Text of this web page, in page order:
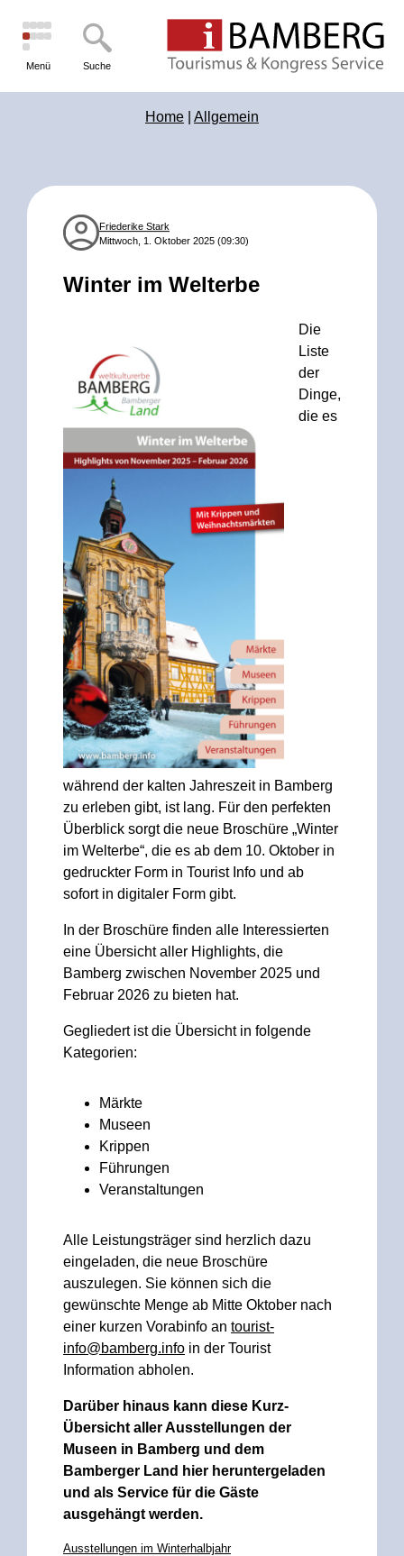
Menü Suche
Home Allgemein
Friederike Stark
Mittwoch, 1. Oktober 2025 (09:30)
Winter im Welterbe
Die
Liste
der
Dinge,
die es
während der kalten Jahreszeit in Bamberg
zu erleben gibt, ist lang. Für den perfekten
Überblick sorgt die neue Broschüre „Winter
im Welterbe“, die es ab dem 10. Oktober in
gedruckter Form in Tourist Info und ab
sofort in digitaler Form gibt.
In der Broschüre finden alle Interessierten
eine Übersicht aller Highlights, die
Bamberg zwischen November 2025 und
Februar 2026 zu bieten hat.
Gegliedert ist die Übersicht in folgende
Kategorien:
Märkte
Museen
Krippen
Führungen
Veranstaltungen
Alle Leistungsträger sind herzlich dazu
eingeladen, die neue Broschüre
auszulegen. Sie können sich die
gewünschte Menge ab Mitte Oktober nach
einer kurzen Vorabinfo an tourist-
info@bamberg.info in der Tourist
Information abholen.
Darüber hinaus kann diese Kurz-
Übersicht aller Ausstellungen der
Museen in Bamberg und dem
Bamberger Land hier heruntergeladen
und als Service für die Gäste
ausgehängt werden.
Ausstellungen im Winterhalbjahr